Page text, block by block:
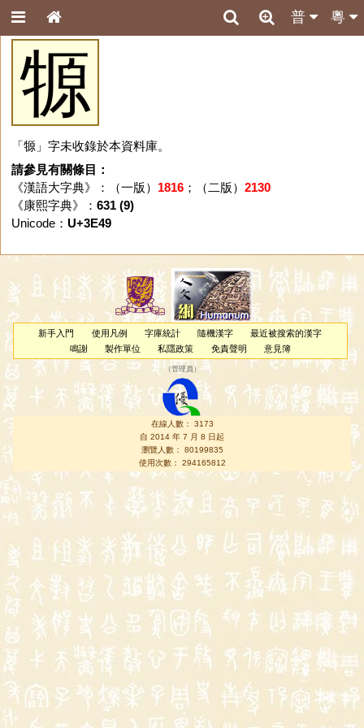
粵
普
㹉
「㹉」字未收錄於本資料庫。
請參見有關條目：
《漢語大字典》：（一版） 1816；（二版） 2130
《康熙字典》： 631 (9)
Unicode： U+3E49
新手入門 使用凡例 字庫統計 隨機漢字
最近被搜索的漢字
鳴謝
製作單位 私隱政策 免責聲明 意見簿
（管理員 ）
在線人數： 3173
自 2014 年 7 月 8 日起
瀏覽人數： 80199835
使用次數： 294165812